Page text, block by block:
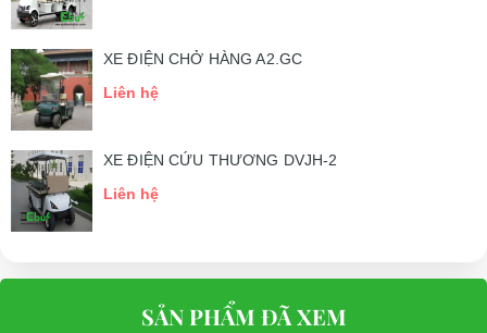
XE ĐIỆN CHỞ HÀNG A2.GC
Liên hệ
XE ĐIỆN CỨU THƯƠNG DVJH-2
Liên hệ
SẢN PHẨM ĐÃ XEM